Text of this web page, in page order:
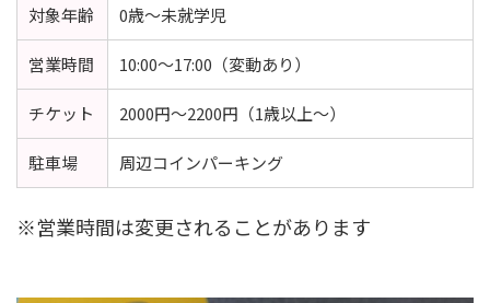
対象年齢 0歳〜未就学児
営業時間 10:00〜17:00（変動あり）
チケット 2000円〜2200円（1歳以上〜）
駐車場 周辺コインパーキング
※営業時間は変更されることがあります